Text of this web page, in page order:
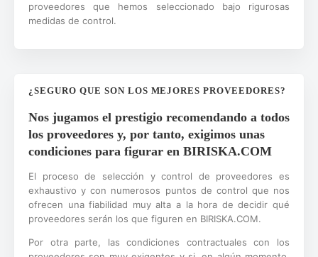
proveedores que hemos seleccionado bajo rigurosas
medidas de control.
¿SEGURO QUE SON LOS MEJORES PROVEEDORES?
Nos jugamos el prestigio recomendando a todos
los proveedores y, por tanto, exigimos unas
condiciones para figurar en BIRISKA.COM
El proceso de selección y control de proveedores es
exhaustivo y con numerosos puntos de control que nos
ofrecen una fiabilidad muy alta a la hora de decidir qué
proveedores serán los que figuren en BIRISKA.COM.
Por otra parte, las condiciones contractuales con los